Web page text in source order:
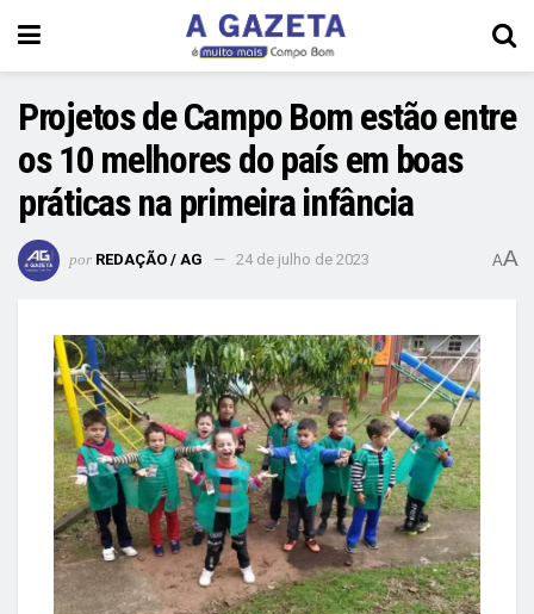
Projetos de Campo Bom estão entre
os 10 melhores do país em boas
práticas na primeira infância
por REDAÇÃO / AG 24 de julho de 2023 AA